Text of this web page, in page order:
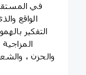
في
الواقع
التفكير
والحزن ،